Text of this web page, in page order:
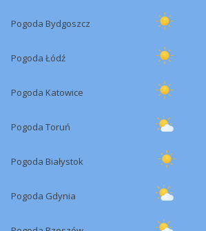
Pogoda Bydgoszcz
Pogoda Łódź
Pogoda Katowice
Pogoda Toruń
Pogoda Białystok
Pogoda Gdynia